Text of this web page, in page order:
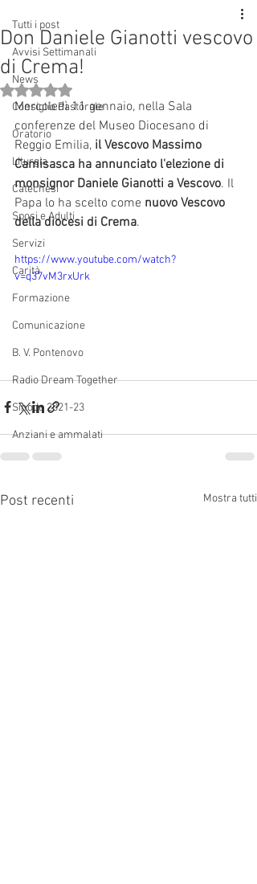
Tutti i post
Avvisi Settimanali
News
Consiglio Pastorale
Oratorio
Liturgia
Catechesi
Sposi e Adulti
Servizi
Carità
Formazione
Comunicazione
B. V. Pontenovo
Radio Dream Together
Sinodo 2021-23
Anziani e ammalati
Don Daniele Gianotti vescovo
di Crema!
Valutazione NaN stelle su 5.
Mercoledì 11 gennaio, nella Sala
conferenze del Museo Diocesano di
Reggio Emilia, il Vescovo Massimo
Camisasca ha annunciato l'elezione di
monsignor Daniele Gianotti a Vescovo. Il
Papa lo ha scelto come nuovo Vescovo
della diocesi di Crema.
https://www.youtube.com/watch?
v=q37vM3rxUrk
Post recenti Mostra tutti